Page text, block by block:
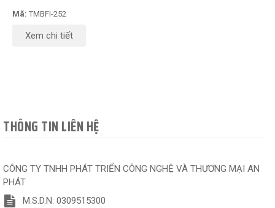
Mã: TMBFI-252
Xem chi tiết
THÔNG TIN LIÊN HỆ
CÔNG TY TNHH PHÁT TRIỂN CÔNG NGHỆ VÀ THƯƠNG MẠI AN
PHÁT
M.S.D.N: 0309515300